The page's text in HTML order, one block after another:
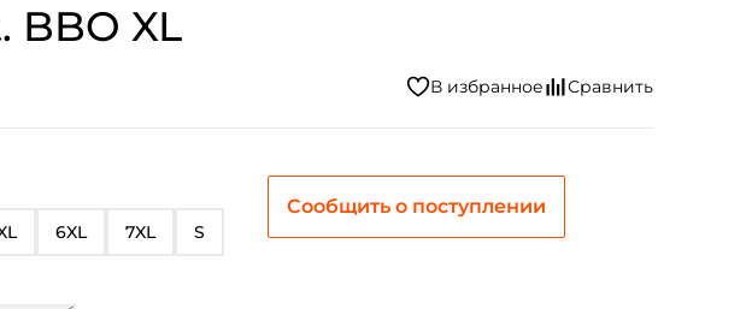
XL
6XL 7XL S
Сообщить о поступлении